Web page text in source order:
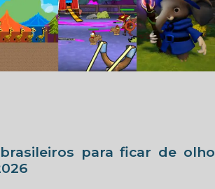
para ficar de olho